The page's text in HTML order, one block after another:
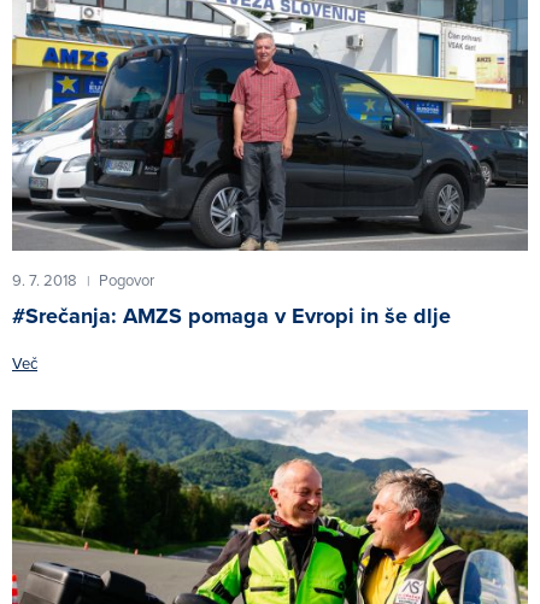
9. 7. 2018 | Pogovor
#Srečanja: AMZS pomaga v Evropi in še dlje
Več